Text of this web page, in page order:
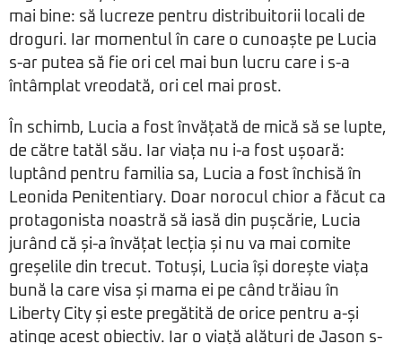
mai bine: să lucreze pentru distribuitorii locali de
droguri. Iar momentul în care o cunoaște pe Lucia
s-ar putea să fie ori cel mai bun lucru care i s-a
întâmplat vreodată, ori cel mai prost.
În schimb, Lucia a fost învățată de mică să se lupte,
de către tatăl său. Iar viața nu i-a fost ușoară:
luptând pentru familia sa, Lucia a fost închisă în
Leonida Penitentiary. Doar norocul chior a făcut ca
protagonista noastră să iasă din pușcărie, Lucia
jurând că și-a învățat lecția și nu va mai comite
greșelile din trecut. Totuși, Lucia își dorește viața
bună la care visa și mama ei pe când trăiau în
Liberty City și este pregătită de orice pentru a-și
atinge acest obiectiv. Iar o viață alături de Jason s-